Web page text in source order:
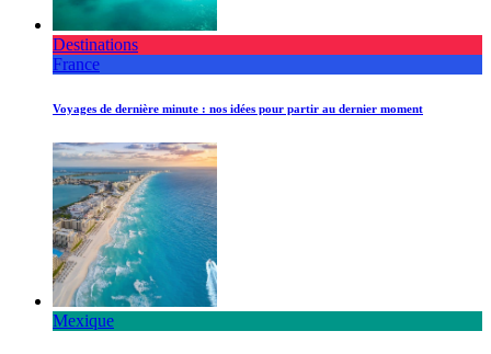
Destinations
France
Voyages de dernière minute : nos idées pour partir au dernier moment
Mexique